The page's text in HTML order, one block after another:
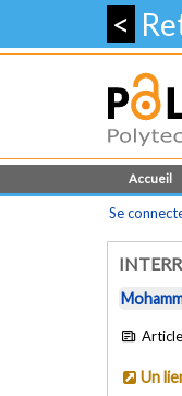
<
Accueil
Se
Un